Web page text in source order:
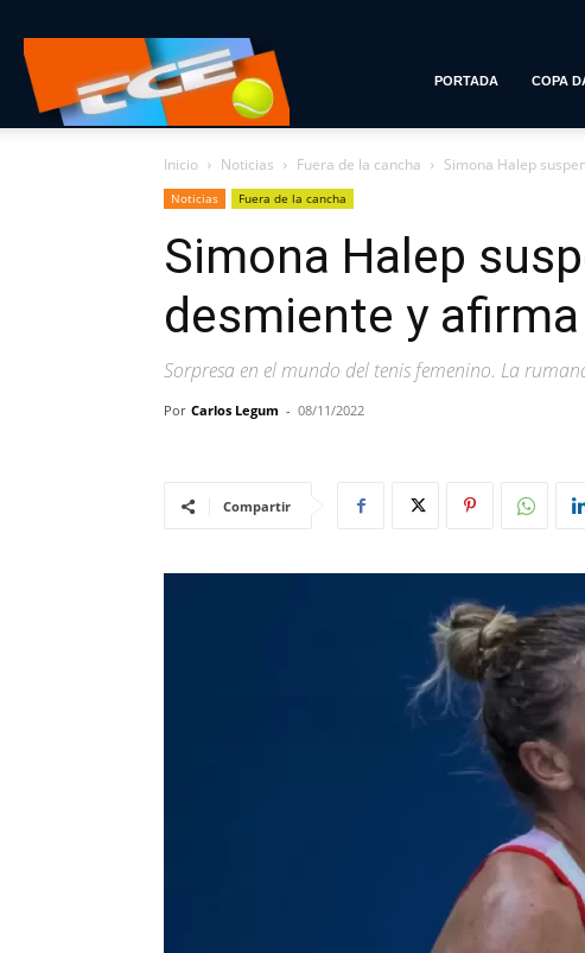
con
Estilo
PORTADA COPA
Inicio Noticias Fuera de la cancha Simona Halep
Noticias Fuera de la cancha
Simona Halep
desmiente y
Sorpresa en el mundo del tenis femenino. La
Por Carlos Legum - 08/11/2022
Compartir